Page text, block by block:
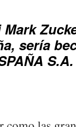
Mark
sería
S.A.